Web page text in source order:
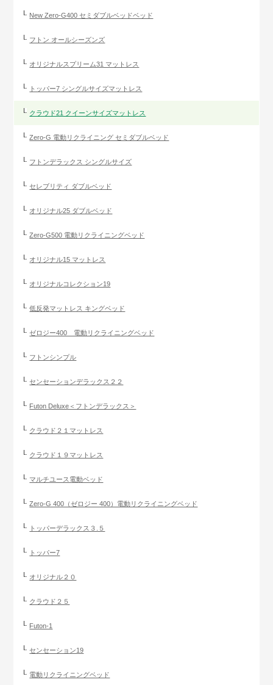
New Zero-G400 セミダブルベッドベッド
フトン オールシーズンズ
オリジナルスプリーム31 マットレス
トッパー7 シングルサイズマットレス
クラウド21 クイーンサイズマットレス
Zero-G 電動リクライニング セミダブルベッド
フトンデラックス シングルサイズ
セレブリティ ダブルベッド
オリジナル25 ダブルベッド
Zero-G500 電動リクライニングベッド
オリジナル15 マットレス
オリジナルコレクション19
低反発マットレス キングベッド
ゼロジー400 電動リクライニングベッド
フトンシンプル
センセーションデラックス２２
Futon Deluxe＜フトンデラックス＞
クラウド２１マットレス
クラウド１９マットレス
マルチユース電動ベッド
Zero-G 400（ゼロジー 400）電動リクライニングベッド
トッパーデラックス３.５
トッパー7
オリジナル２０
クラウド２５
Futon-1
センセーション19
電動リクライニングベッド